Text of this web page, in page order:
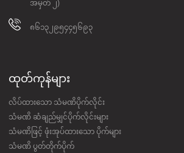
အမှတ် ၂)
၈၆၁၃၂၉၅၄၄၅၆၉၃
ထုတ်ကုန်များ
လိပ်ထားသော သံမဏိပိုက်လိုင်း
သံမဏိ ဆံချည်မျှင်ပိုက်လိုင်းများ
သံမဏိဖြင့် ဖုံးအုပ်ထားသော ပိုက်များ
သံမဏိ ပွတ်တိုက်ပိုက်